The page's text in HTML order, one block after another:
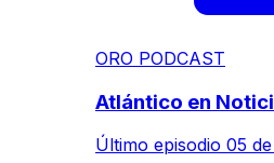
ORO PODCAST
Atlántico en
Último episodio 05